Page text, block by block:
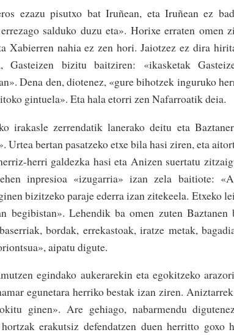
ezazu pisutxo bat Iruñean, eta Iruñean ez
salduko du­zu­ eta». Horixe erraten
Xabierren nahia ez zen hori. Jaiotzez ez dira
Gasteizen bizitu baitziren: «ikasketak
Dena den, diote­nez, «gure biho­tzek­ inguruko
gin­tuela». Eta hala etorri zen Na­fa­rroatik deia.
irakasle zerrendatik lanerako deitu eta
Urtea bertan pasatzeko etxe bila hasi ziren, eta
herri galdez­ka hasi eta Anizen suertatu
inpresioa «izugarria» izan zela baitiote:
bizi­tzeko paraje­ ederra izan zitekeela. Etxe­ko
begibis­tan». Lehendik ba omen zuten
bordak, errekastoak, iratze metak,
aipatu digute.
egindako aukerarekin eta egokitzeko
egunetara he­rriko bestak izan ziren.
ginen». Are gehiago, nabarmendu
era­kutsiz de­fenda­tzen duen herritto goxo